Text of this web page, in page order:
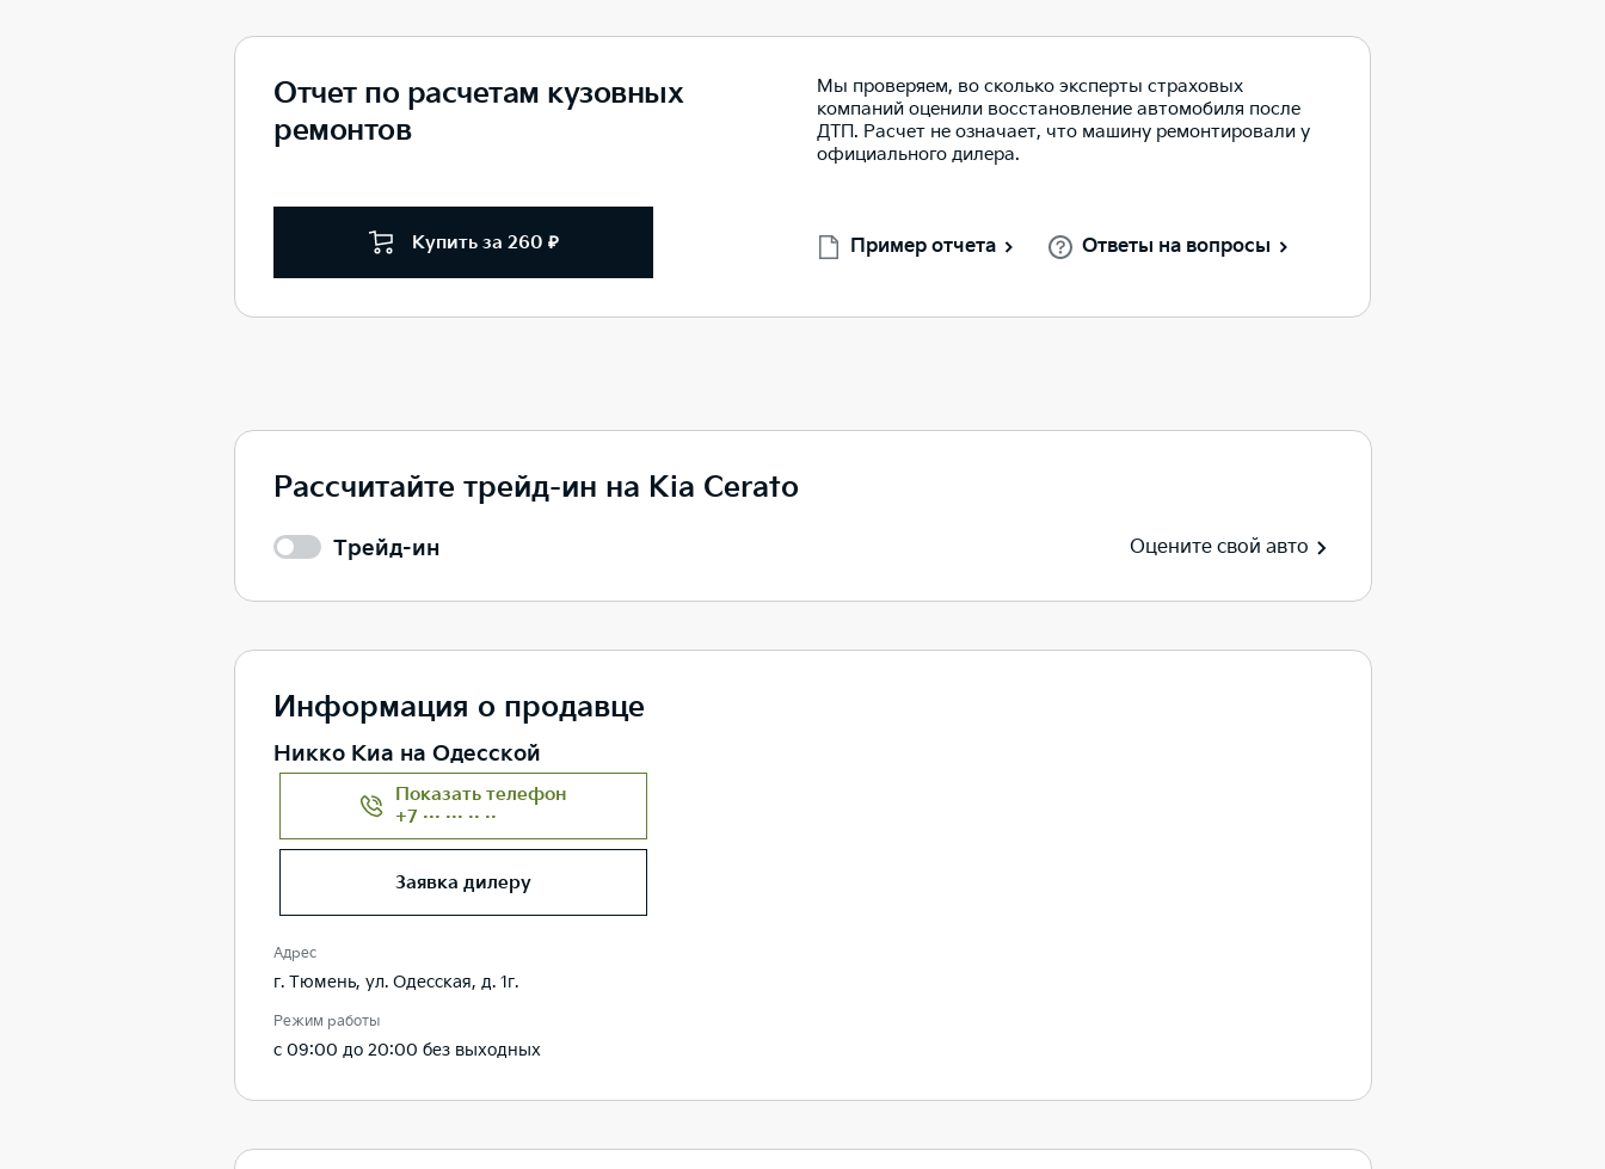
Отчет по расчетам кузовных
ремонтов
Мы проверяем, во сколько эксперты страховых
компаний оценили восстановление автомобиля после
ДТП. Расчет не означает, что машину ремонтировали у
официального дилера.
Пример отчета Ответы на вопросы
Купить за 260 ₽
Рассчитайте трейд-ин на Kia Cerato
Трейд-ин Оцените свой авто
Информация о продавце
Никко Kиа на Одесской
Показать телефон
+7 ··· ··· ·· ··
Заявка дилеру
Адрес
г. Тюмень, ул. Одесская, д. 1г.
Режим работы
с 09:00 до 20:00 без выходных